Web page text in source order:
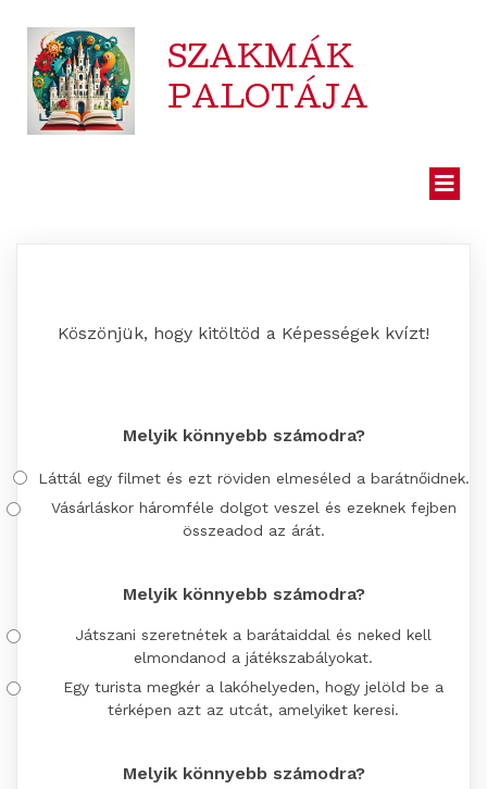
SZAKMÁK
PALOTÁJA
Köszönjük, hogy kitöltöd a Képességek kvízt!
Melyik könnyebb számodra?
Láttál egy filmet és ezt röviden elmeséled a barátnőidnek.
Vásárláskor háromféle dolgot veszel és ezeknek fejben
összeadod az árát.
Melyik könnyebb számodra?
Játszani szeretnétek a barátaiddal és neked kell
elmondanod a játékszabályokat.
Egy turista megkér a lakóhelyeden, hogy jelöld be a
térképen azt az utcát, amelyiket keresi.
Melyik könnyebb számodra?